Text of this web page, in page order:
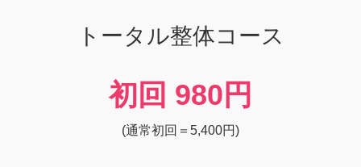
トータル整体コース
初回 980円
(通常初回＝5,400円)